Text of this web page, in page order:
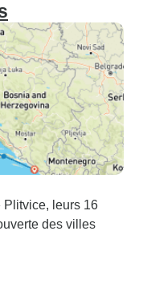
leurs 16
des villes